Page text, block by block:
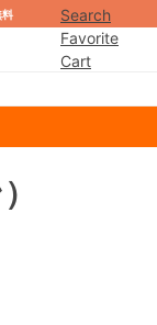
料
Search
Favorite
Cart